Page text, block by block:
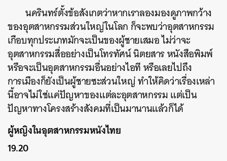
นครินทร์ตั้งข้อสังเกตว่าหากเราลองมองดูภาพกว้าง
ของอุตสาหกรรมส่วนใหญ่ในโลก ก็จะพบว่าอุตสาหกรรม
เกือบทุกประเภทมักจะเป็นของผู้ชายเสมอ ไม่ว่าจะ
อุตสาหกรรมสื่ออย่างเป็นโทรทัศน์ นิตยสาร หนังสือพิมพ์
หรือจะเป็นอุตสาหกรรมอื่นอย่างไอที หรือเลยไปถึง
การเมืองก็ยังเป็นผู้ชายซะส่วนใหญ่ ทำให้คิดว่าเรื่องเหล่า
นี้อาจไม่ใช่แค่ปัญหาของแต่ละอุตสาหกรรม แต่เป็น
ปัญหาทางโครงสร้างสังคมที่เป็นมานานแล้วก็ได้
ผู้หญิงในอุตสาหกรรมหนังไทย
19.20